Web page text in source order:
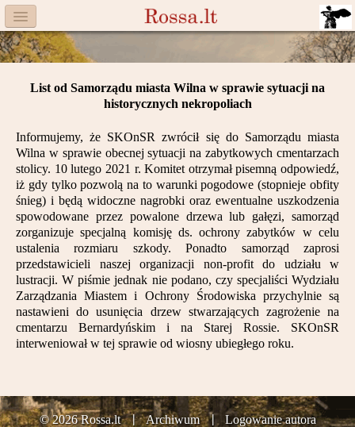
Menu
Facebook
Aktualności
Książka
Moneta
Cegiełki
Rossa
Trasy
Darczyńcy
Kontakt
List od Samorządu miasta Wilna w sprawie sytuacji na
historycznych nekropoliach
Informujemy, że SKOnSR zwrócił się do Samorządu miasta
Wilna w sprawie obecnej sytuacji na zabytkowych cmentarzach
stolicy. 10 lutego 2021 r. Komitet otrzymał pisemną odpowiedź,
iż gdy tylko pozwolą na to warunki pogodowe (stopnieje obfity
śnieg) i będą widoczne nagrobki oraz ewentualne uszkodzenia
spowodowane przez powalone drzewa lub gałęzi, samorząd
zorganizuje specjalną komisję ds. ochrony zabytków w celu
ustalenia rozmiaru szkody. Ponadto samorząd zaprosi
przedstawicieli naszej organizacji non-profit do udziału w
lustracji. W piśmie jednak nie podano, czy specjaliści Wydziału
Zarządzania Miastem i Ochrony Środowiska przychylnie są
nastawieni do usunięcia drzew stwarzających zagrożenie na
cmentarzu Bernardyńskim i na Starej Rossie. SKOnSR
interweniował w tej sprawie od wiosny ubiegłego roku.
© 2026 Rossa.lt Archiwum Logowanie autora